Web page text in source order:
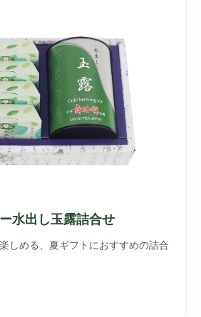
水出し玉露詰合せ
しめる、夏ギフトにおすすめの詰合